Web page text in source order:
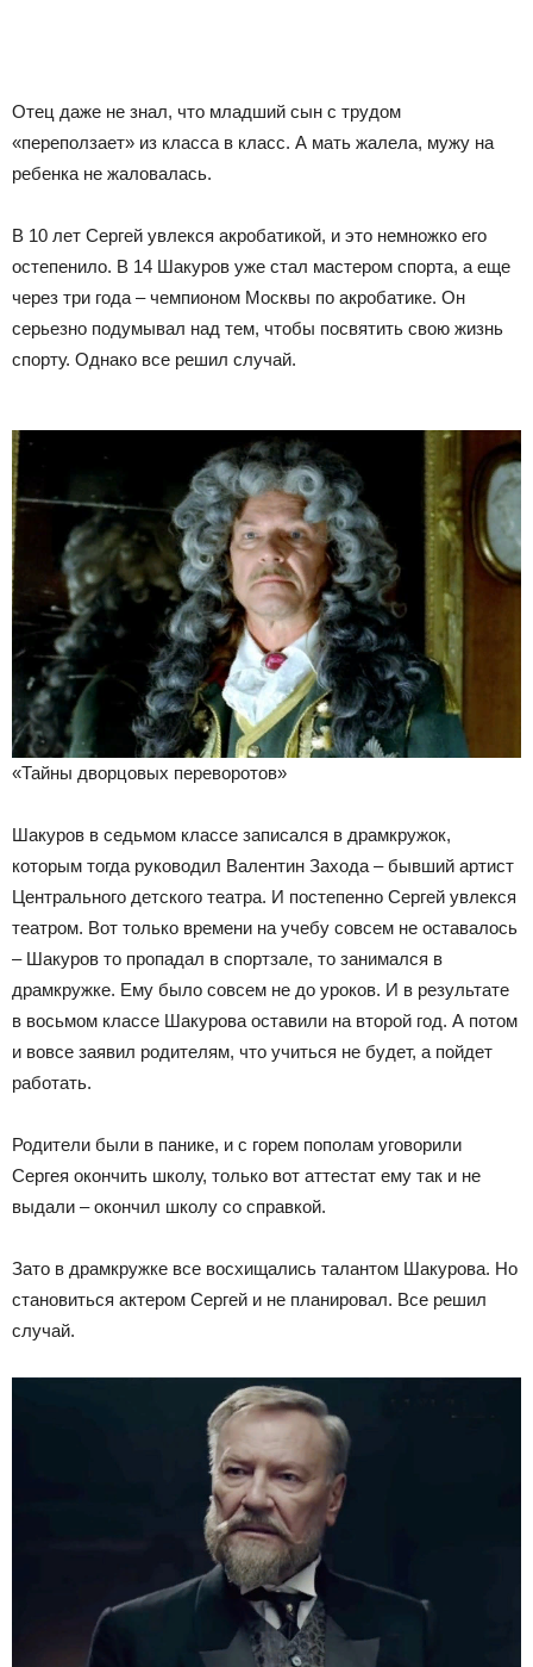
Отец даже не знал, что младший сын с трудом
«переползает» из класса в класс. А мать жалела, мужу на
ребенка не жаловалась.
В 10 лет Сергей увлекся акробатикой, и это немножко его
остепенило. В 14 Шакуров уже стал мастером спорта, а еще
через три года – чемпионом Москвы по акробатике. Он
серьезно подумывал над тем, чтобы посвятить свою жизнь
спорту. Однако все решил случай.
«Тайны дворцовых переворотов»
Шакуров в седьмом классе записался в драмкружок,
которым тогда руководил Валентин Захода – бывший артист
Центрального детского театра. И постепенно Сергей увлекся
театром. Вот только времени на учебу совсем не оставалось
– Шакуров то пропадал в спортзале, то занимался в
драмкружке. Ему было совсем не до уроков. И в результате
в восьмом классе Шакурова оставили на второй год. А потом
и вовсе заявил родителям, что учиться не будет, а пойдет
работать.
Родители были в панике, и с горем пополам уговорили
Сергея окончить школу, только вот аттестат ему так и не
выдали – окончил школу со справкой.
Зато в драмкружке все восхищались талантом Шакурова. Но
становиться актером Сергей и не планировал. Все решил
случай.